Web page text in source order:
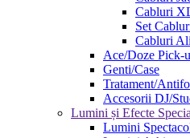
Cabluri
Set
Cabluri
Ace/Doze Pick-
Genti/Case
Tratament/
Accesorii DJ/
Lumini și Efecte
Lumini